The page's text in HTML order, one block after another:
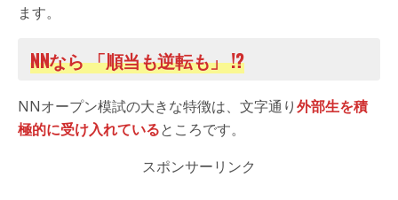
ます。
NNなら 「順当も逆転も」 !?
NNオープン模試の大きな特徴は、文字通り外部生を積
極的に受け入れているところです。
スポンサーリンク